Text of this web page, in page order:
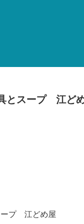
とスープ 江ど
プ 江どめ屋